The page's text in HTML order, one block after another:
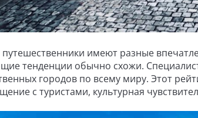
имеют разные
тенденции обычно схожи.
городов по всему миру. Этот
с туристами, культурная